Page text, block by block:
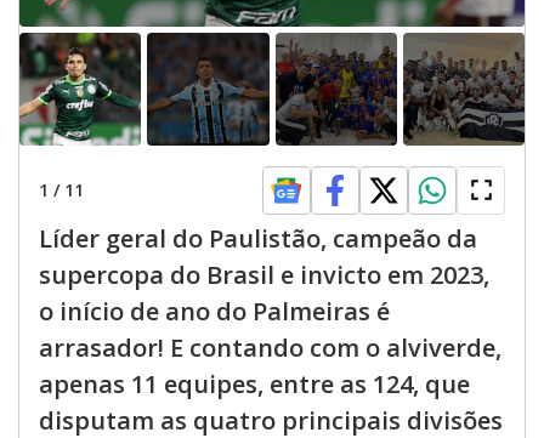
1 / 11
Líder geral do Paulistão, campeão da
supercopa do Brasil e invicto em 2023,
o início de ano do Palmeiras é
arrasador! E contando com o alviverde,
apenas 11 equipes, entre as 124, que
disputam as quatro principais divisões